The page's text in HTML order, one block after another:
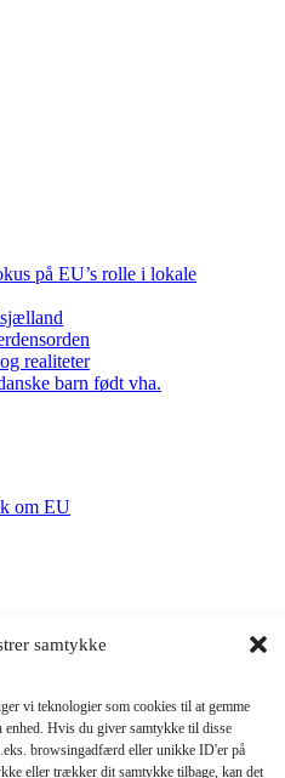
samtykke
vi teknologier som cookies til at gemme
Hvis du giver samtykke til disse
browsingadfærd eller unikke ID'er på
eller trækker dit samtykke tilbage, kan det
på EU’s rolle i lokale
realiteter
barn født vha.
om EU